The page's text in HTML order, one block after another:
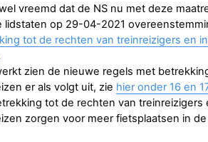
vreemd dat de NS nu met deze
lidstaten op 29-04-2021
tot de rechten van treinreizigers en
zien de nieuwe regels met
er als volgt uit, zie hier onder 16 en 17
tot de rechten van
zorgen voor meer fietsplaatsen in